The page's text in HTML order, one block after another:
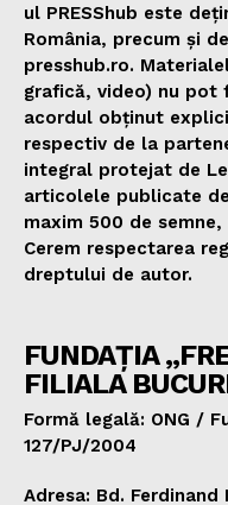
ul PRESShub este
România, precum și
presshub.ro.
grafică, video) nu pot
acordul obținut
respectiv de la
integral protejat de
articolele publicate
maxim 500 de
Cerem respectarea
dreptului de autor.
FUNDAȚIA
FILIALA
Formă legală: ONG /
127/PJ/2004
Adresa: Bd.